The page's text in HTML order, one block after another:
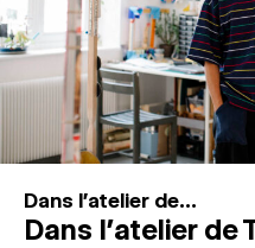
Recherche
Connexion
Dans l'atelier de...
Dans l’atelier de